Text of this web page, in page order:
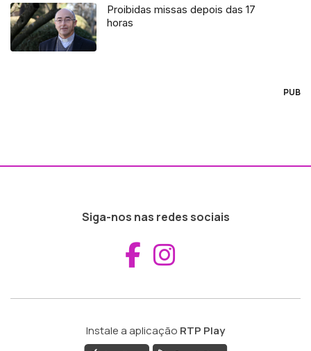
Proibidas missas depois das 17
horas
PUB
Siga-nos nas redes sociais
Aceder ao
Instale a aplicação RTP Play